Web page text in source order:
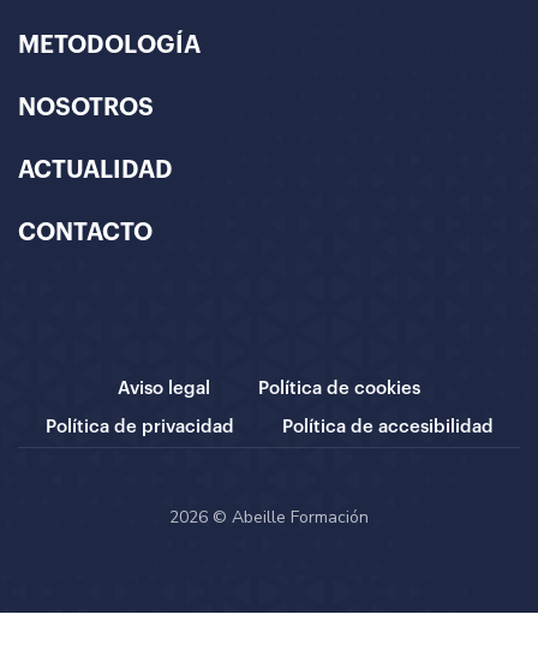
METODOLOGÍA
NOSOTROS
ACTUALIDAD
CONTACTO
Aviso legal Política de cookies
Política de privacidad Política de accesibilidad
2026 © Abeille Formación